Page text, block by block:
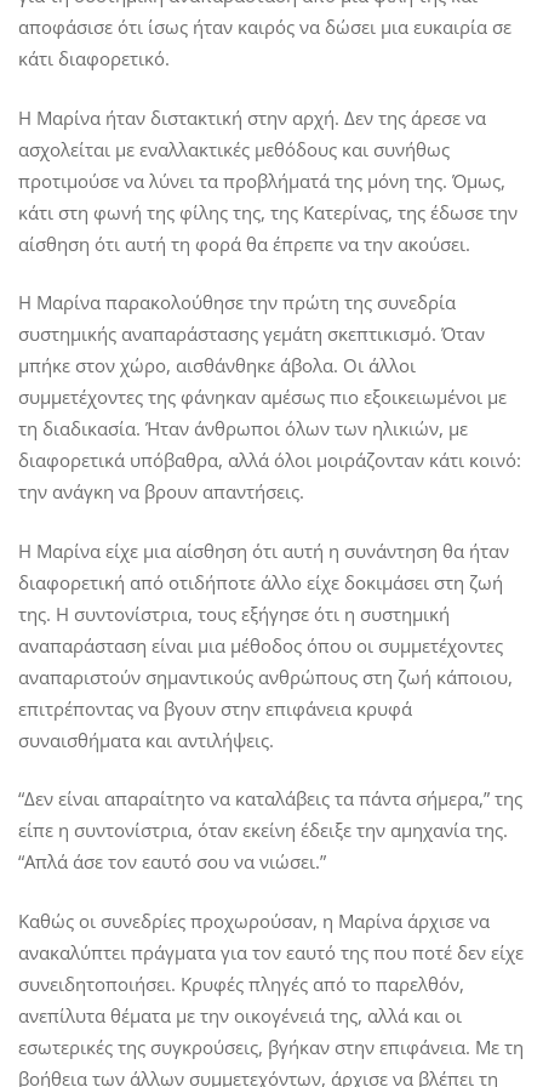
αποφάσισε ότι ίσως ήταν καιρός να δώσει μια ευκαιρία σε
κάτι διαφορετικό.
Η Μαρίνα ήταν διστακτική στην αρχή. Δεν της άρεσε να
ασχολείται με εναλλακτικές μεθόδους και συνήθως
προτιμούσε να λύνει τα προβλήματά της μόνη της. Όμως,
κάτι στη φωνή της φίλης της, της Κατερίνας, της έδωσε την
αίσθηση ότι αυτή τη φορά θα έπρεπε να την ακούσει.
Η Μαρίνα παρακολούθησε την πρώτη της συνεδρία
συστημικής αναπαράστασης γεμάτη σκεπτικισμό. Όταν
μπήκε στον χώρο, αισθάνθηκε άβολα. Οι άλλοι
συμμετέχοντες της φάνηκαν αμέσως πιο εξοικειωμένοι με
τη διαδικασία. Ήταν άνθρωποι όλων των ηλικιών, με
διαφορετικά υπόβαθρα, αλλά όλοι μοιράζονταν κάτι κοινό:
την ανάγκη να βρουν απαντήσεις.
Η Μαρίνα είχε μια αίσθηση ότι αυτή η συνάντηση θα ήταν
διαφορετική από οτιδήποτε άλλο είχε δοκιμάσει στη ζωή
της. Η συντονίστρια, τους εξήγησε ότι η συστημική
αναπαράσταση είναι μια μέθοδος όπου οι συμμετέχοντες
αναπαριστούν σημαντικούς ανθρώπους στη ζωή κάποιου,
επιτρέποντας να βγουν στην επιφάνεια κρυφά
συναισθήματα και αντιλήψεις.
“Δεν είναι απαραίτητο να καταλάβεις τα πάντα σήμερα,” της
είπε η συντονίστρια, όταν εκείνη έδειξε την αμηχανία της.
“Απλά άσε τον εαυτό σου να νιώσει.”
Καθώς οι συνεδρίες προχωρούσαν, η Μαρίνα άρχισε να
ανακαλύπτει πράγματα για τον εαυτό της που ποτέ δεν είχε
συνειδητοποιήσει. Κρυφές πληγές από το παρελθόν,
ανεπίλυτα θέματα με την οικογένειά της, αλλά και οι
εσωτερικές της συγκρούσεις, βγήκαν στην επιφάνεια. Με τη
βοήθεια των άλλων συμμετεχόντων, άρχισε να βλέπει τη